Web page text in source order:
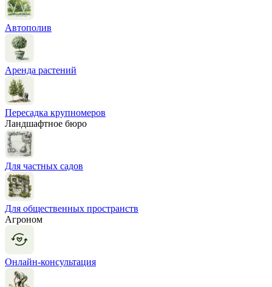
Автополив
Аренда растений
Пересадка крупномеров
Ландшафтное бюро
Для частных садов
Для общественных пространств
Агроном
Онлайн-консультация